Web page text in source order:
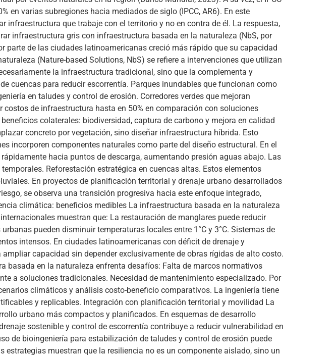
en varias subregiones hacia mediados de siglo (IPCC, AR6). En este
infraestructura que trabaje con el territorio y no en contra de él. La respuesta,
infraestructura gris con infraestructura basada en la naturaleza (NbS, por
de las ciudades latinoamericanas creció más rápido que su capacidad
(Nature-based Solutions, NbS) se refiere a intervenciones que utilizan
la infraestructura tradicional, sino que la complementa y
cuencas para reducir escorrentía. Parques inundables que funcionan como
en taludes y control de erosión. Corredores verdes que mejoran
de infraestructura hasta en 50% en comparación con soluciones
colaterales: biodiversidad, captura de carbono y mejora en calidad
concreto por vegetación, sino diseñar infraestructura híbrida. Esto
incorporen componentes naturales como parte del diseño estructural. En el
hacia puntos de descarga, aumentando presión aguas abajo. Las
Reforestación estratégica en cuencas altas. Estos elementos
En proyectos de planificación territorial y drenaje urbano desarrollados
se observa una transición progresiva hacia este enfoque integrado,
climática: beneficios medibles La infraestructura basada en la naturaleza
muestran que: La restauración de manglares puede reducir
pueden disminuir temperaturas locales entre 1°C y 3°C. Sistemas de
intensos. En ciudades latinoamericanas con déficit de drenaje y
capacidad sin depender exclusivamente de obras rígidas de alto costo.
basada en la naturaleza enfrenta desafíos: Falta de marcos normativos
a soluciones tradicionales. Necesidad de mantenimiento especializado. Por
climáticos y análisis costo-beneficio comparativos. La ingeniería tiene
y replicables. Integración con planificación territorial y movilidad La
urbano más compactos y planificados. En esquemas de desarrollo
sostenible y control de escorrentía contribuye a reducir vulnerabilidad en
de bioingeniería para estabilización de taludes y control de erosión puede
muestran que la resiliencia no es un componente aislado, sino un